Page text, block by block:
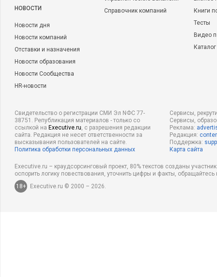
НОВОСТИ
Новости дня
Новости компаний
Отставки и назначения
Новости образования
Новости Сообщества
HR-новости
Справочник компаний
Книги
Тесты
Видео
Свидетельство о регистрации СМИ Эл NФС 77-
38751. Републикация материалов - только со
ссылкой на Executive.ru, с разрешения редакции
сайта. Редакция не несет ответственности за
высказывания пользователей на сайте.
Политика обработки персональных данных
Сервисы,
Сервисы,
Реклама:
Редакция:
Поддержка:
Карта сайта
Executive.ru – краудсорсинговый проект, 80% текстов созданы
оспорить логику повествования, уточнить цифры и факты,
18+
Executive.ru © 2000 – 2026.